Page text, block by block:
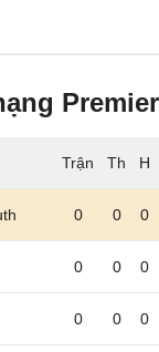
0 0 0
0 0 0
0 0 0